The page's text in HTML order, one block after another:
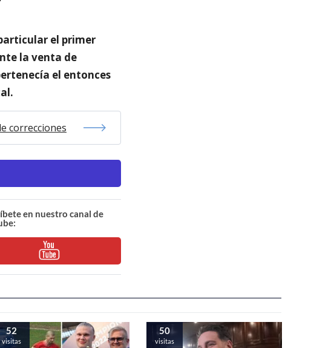
el primer
la venta de
el entonces
correcciones
en nuestro canal de
52
visitas
50
visitas